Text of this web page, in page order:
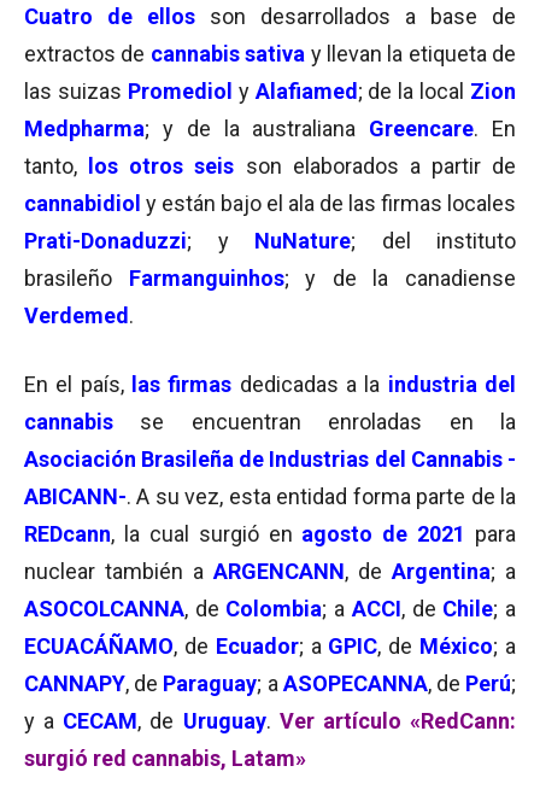
Cuatro de ellos son desarrollados a base de
extractos de cannabis sativa y llevan la etiqueta de
las suizas Promediol y Alafiamed ; de la local Zion
Medpharma; y de la australiana Greencare. En
tanto,
los otros seis son elaborados a partir de
cannabidiol y están bajo el ala de las firmas locales
Prati-Donaduzzi; y NuNature; del instituto
brasileño Farmanguinhos; y de la canadiense
Verdemed .
En el país,las firmas dedicadas a la industria del
cannabis
se encuentran enroladas en la
Asociación Brasileña de Industrias del Cannabis -
ABICANN-. A su vez, esta entidad forma parte de la
REDcann, la cual surgió en agosto de 2021 para
nuclear también a ARGENCANN, de Argentina; a
ASOCOLCANNA, de Colombia; a ACCI, de Chile; a
ECUACÁÑAMO, de Ecuador; a GPIC, de México; a
CANNAPY, de Paraguay; a ASOPECANNA, de Perú;
y a CECAM, de Uruguay. Ver artículo «RedCann:
surgió red cannabis, Latam»